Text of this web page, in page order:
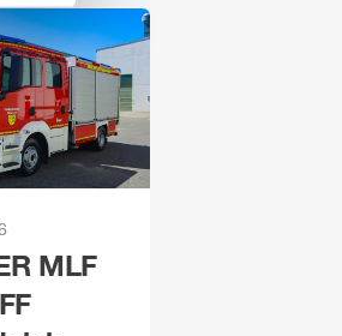
MLF